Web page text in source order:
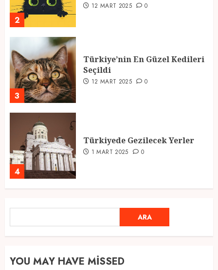
2
12 MART 2025 0
3
Türkiye’nin En Güzel Kedileri
Seçildi
12 MART 2025 0
4
Türkiyede Gezilecek Yerler
1 MART 2025 0
Ramazan Ayı 2025: Manevi
Atmosfer ve Özel Hazırlıklar
ARA
YOU MAY HAVE MISSED